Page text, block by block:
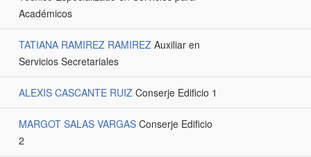
Académicos
TATIANA RAMIREZ RAMIREZ Auxiliar en
Servicios Secretariales
ALEXIS CASCANTE RUIZ Conserje Edificio 1
MARGOT SALAS VARGAS Conserje Edificio
2